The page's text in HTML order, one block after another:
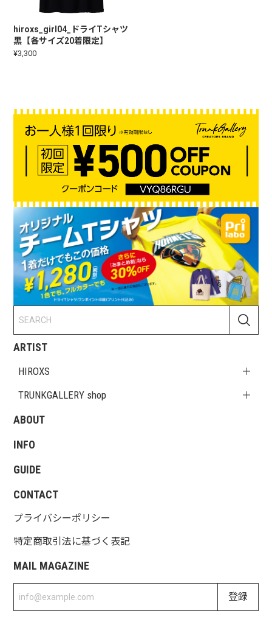
ARTIST
HIROXS
TRUNKGALLERY shop
ABOUT
INFO
GUIDE
CONTACT
プライバシーポリシー
特定商取引法に基づく表記
MAIL MAGAZINE
登録
hiroxs_girl04_ドライTシャツ
黒【各サイズ20着限定】
¥3,300